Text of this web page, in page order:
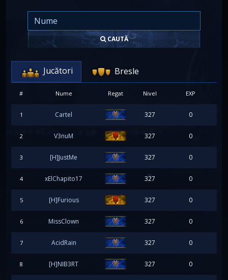
CAUTĂ
Jucători Bresle
# Nume Regat Nivel EXP
1 Cartel 327 0
2 V3nuM 327 0
3 [H]JustMe 327 0
4 xElChapito17 327 0
5 [H]Furious 327 0
6 MissClown 327 0
7 AcidRain 327 0
8 [H]NIB3RT 327 0